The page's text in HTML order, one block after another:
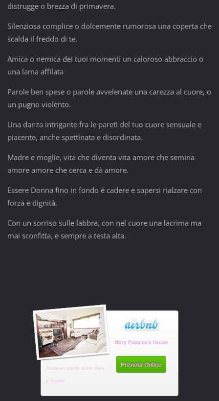
distrugge o brezza di primavera.
Silenziosa complice o dolcemente rumorosa una coperta che
scalda il freddo di te.
Amica o nemica dei tuoi momenti un caloroso abbraccio o
una lama affilata
Parole ben spese o parole avvelenate una carezza al cuore, o
un pugno violento.
Una danza intrigante fra le pareti del tuo cuore sensuale e
piacente, anche spettinata e disordinata.
Madre e moglie, vita che diventa vita amore che semina
amore amore che cerca e dà amore.
Essere Donna fino in fondo è cadere e sapersi rialzare con
forza e dignità.
Con un sorriso sulle labbra, con nel cuore una lacrima ma
mai sconfitta, e sempre a testa alta.
Mary Poppins's House
Prenota Online
Trova un posto dove stare
a Trieste